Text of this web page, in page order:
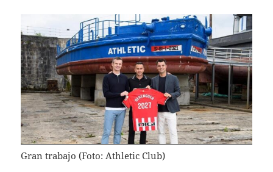
Gran trabajo (Foto: Athletic Club)